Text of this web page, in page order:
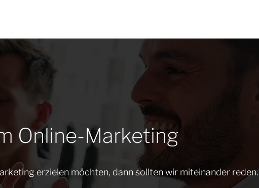
Online-Marketing
erzielen möchten, dann sollten wir miteinander reden.